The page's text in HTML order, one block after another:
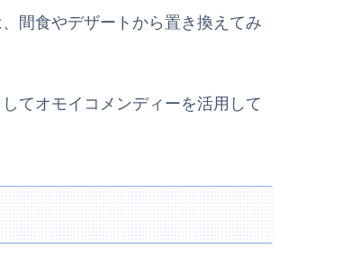
間食やデザートから置き換えてみ
てオモイコメンディーを活用して